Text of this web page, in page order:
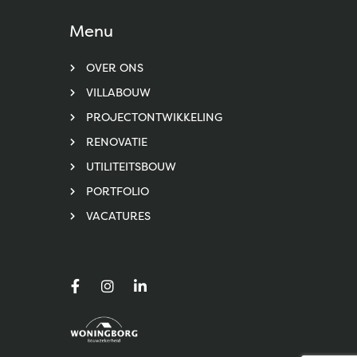
Menu
OVER ONS
VILLABOUW
PROJECTONTWIKKELING
RENOVATIE
UTILITEITSBOUW
PORTFOLIO
VACATURES